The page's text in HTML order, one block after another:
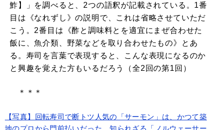
鮓】」を調べると、2つの語釈が記載されている。1番
目は《なれずし》の説明で、これは省略させていただ
こう。2番目は《酢と調味料とを適宜にまぜ合わせた
飯に、魚介類、野菜などを取り合わせたもの》とあ
る。寿司を言葉で表現すると、こんな表現になるのか
と興趣を覚えた方もいるだろう（全2回の第1回）
＊＊＊
【写真】回転寿司で断トツ人気の「サーモン」は、かつて築